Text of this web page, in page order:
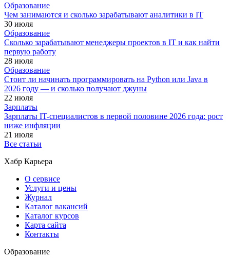
Образование
Чем занимаются и сколько зарабатывают аналитики в IT
30 июля
Образование
Сколько зарабатывают менеджеры проектов в IT и как найти
первую работу
28 июля
Образование
Стоит ли начинать программировать на Python или Java в
2026 году — и сколько получают джуны
22 июля
Зарплаты
Зарплаты IT-специалистов в первой половине 2026 года: рост
ниже инфляции
21 июля
Все статьи
Хабр Карьера
О сервисе
Услуги и цены
Журнал
Каталог вакансий
Каталог курсов
Карта сайта
Контакты
Образование